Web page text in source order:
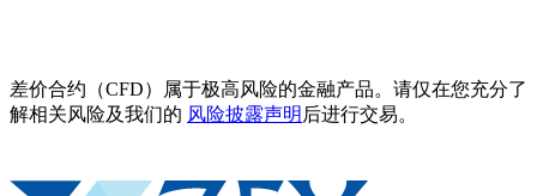
差价合约（CFD）属于极高风险的金融产品。请仅在您充分了
解相关风险及我们的 风险披露声明 后进行交易。